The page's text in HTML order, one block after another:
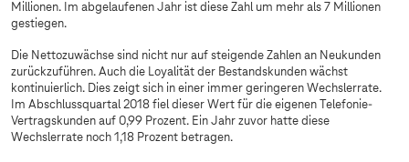
Millionen. Im abgelaufenen Jahr ist diese Zahl um mehr als 7 Millionen
gestiegen.
Die Nettozuwächse sind nicht nur auf steigende Zahlen an Neukunden
zurückzuführen. Auch die Loyalität der Bestandskunden wächst
kontinuierlich. Dies zeigt sich in einer immer geringeren Wechslerrate.
Im Abschlussquartal 2018 fiel dieser Wert für die eigenen Telefonie-
Vertragskunden auf 0,99 Prozent. Ein Jahr zuvor hatte diese
Wechslerrate noch 1,18 Prozent betragen.